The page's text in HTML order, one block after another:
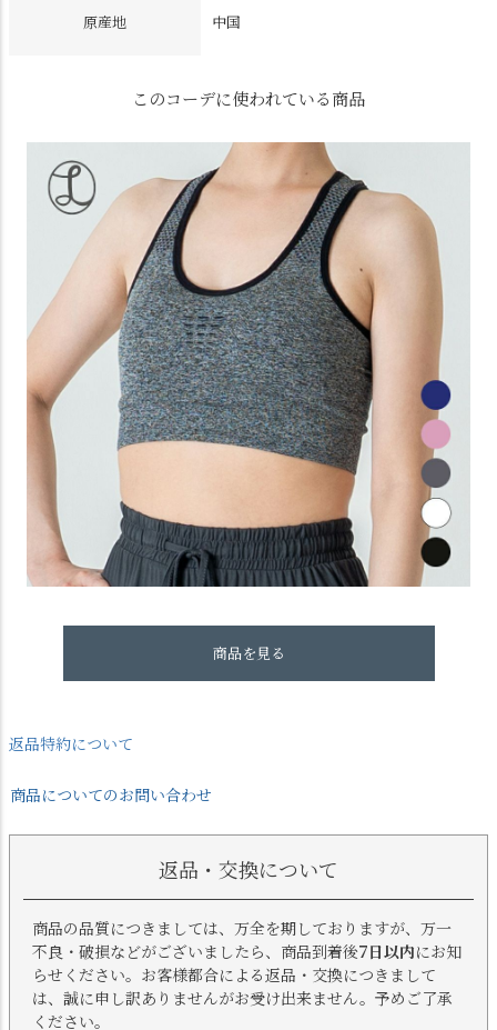
原産地 中国
このコーデに使われている商品
商品を見る
返品特約について
商品についてのお問い合わせ
返品・交換について
商品の品質につきましては、万全を期しておりますが、万一
不良・破損などがございましたら、商品到着後7日以内にお知
らせください。お客様都合による返品・交換につきまして
は、誠に申し訳ありませんがお受け出来ません。予めご了承
ください。